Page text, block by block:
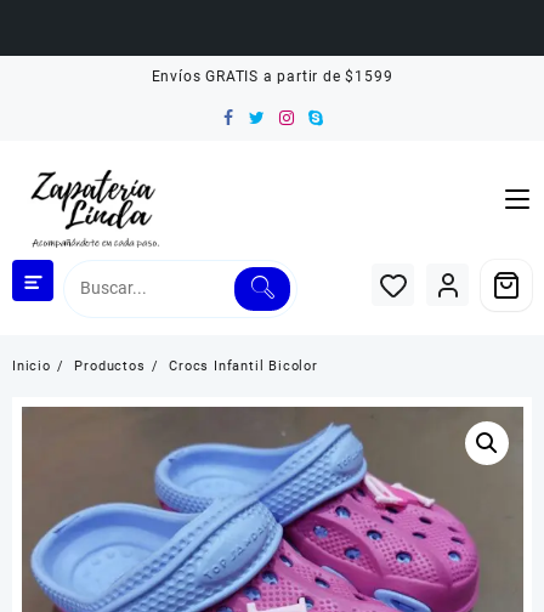
Envíos GRATIS a partir de $1599
Inicio Productos Crocs Infantil Bicolor